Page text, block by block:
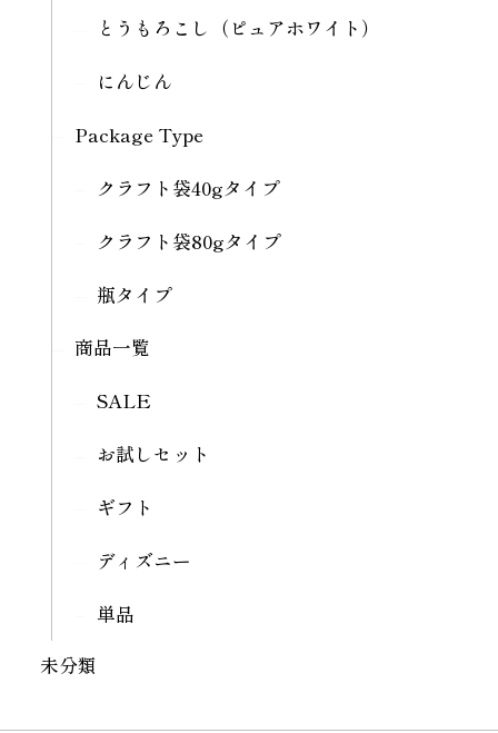
とうもろこし（ピュアホワイト）
にんじん
Package Type
クラフト袋40gタイプ
クラフト袋80gタイプ
瓶タイプ
商品一覧
SALE
お試しセット
ギフト
ディズニー
単品
未分類